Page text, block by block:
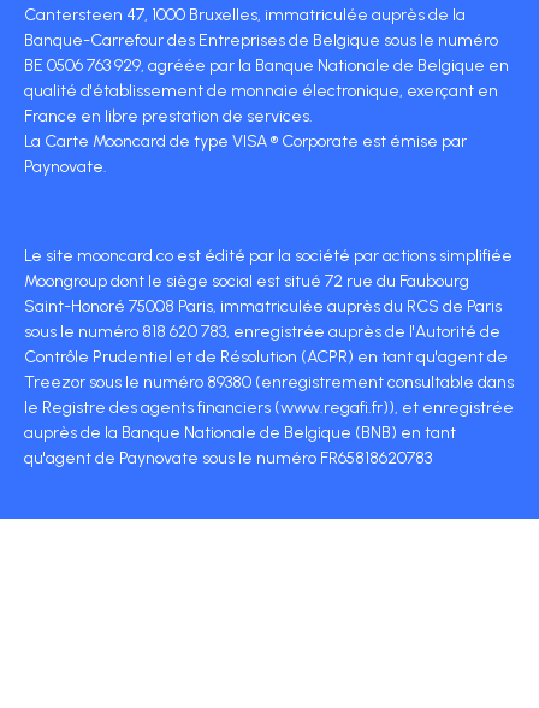
Cantersteen 47, 1000 Bruxelles, immatriculée auprès de la
Banque-Carrefour des Entreprises de Belgique sous le numéro
BE 0506 763 929, agréée par la Banque Nationale de Belgique en
qualité d'établissement de monnaie électronique, exerçant en
France en libre prestation de services.
La Carte Mooncard de type VISA ® Corporate est émise par
Paynovate.
Le site mooncard.co est édité par la société par actions simplifiée
Moongroup dont le siège social est situé 72 rue du Faubourg
Saint-Honoré 75008 Paris, immatriculée auprès du RCS de Paris
sous le numéro 818 620 783, enregistrée auprès de l'Autorité de
Contrôle Prudentiel et de Résolution (ACPR) en tant qu'agent de
Treezor sous le numéro 89380 (enregistrement consultable dans
le Registre des agents financiers (www.regafi.fr)), et enregistrée
auprès de la Banque Nationale de Belgique (BNB) en tant
qu'agent de Paynovate sous le numéro FR65818620783